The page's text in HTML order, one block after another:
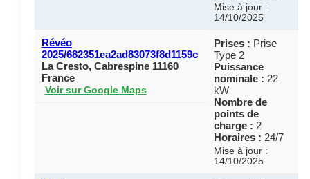
Mise à jour :
14/10/2025
Révéo
2025/682351ea2ad83073f8d1159c
La Cresto, Cabrespine 11160
France
Voir sur Google Maps
Prises : Prise
Type 2
Puissance
nominale : 22
kW
Nombre de
points de
charge : 2
Horaires : 24/7
Mise à jour :
14/10/2025